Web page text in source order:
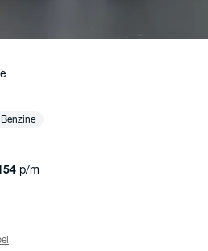
Benzine
p/m